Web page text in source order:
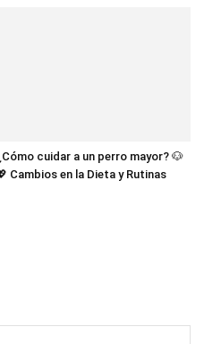
cuidar a un perro mayor? 🐶
Cambios en la Dieta y Rutinas